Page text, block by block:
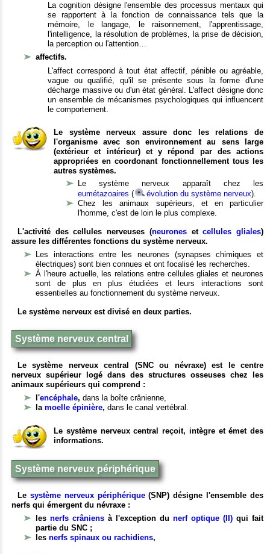
La cognition désigne l'ensemble des processus mentaux qui
se rapportent à la fonction de connaissance tels que la
mémoire, le langage, le raisonnement, l'apprentissage,
l'intelligence, la résolution de problèmes, la prise de décision,
la perception ou l'attention…
affectifs.
L'affect correspond à tout état affectif, pénible ou agréable,
vague ou qualifié, qu'il se présente sous la forme d'une
décharge massive ou d'un état général. L'affect désigne donc
un ensemble de mécanismes psychologiques qui influencent
le comportement.
Le système nerveux assure donc les relations de
l'organisme avec son environnement au sens large
(extérieur et intérieur) et y répond par des actions
appropriées en coordonant fonctionnellement tous les
autres systèmes.
Le système nerveux apparaît chez les
eumétazoaires ( évolution du système nerveux).
Chez les animaux supérieurs, et en particulier
l'homme, c'est de loin le plus complexe.
L'activité des cellules nerveuses (neuronesetcellules gliales)
assure les différentes fonctions du système nerveux.
Les interactions entre les neurones (synapses chimiques et
électriques) sont bien connues et ont focalisé les recherches.
À l'heure actuelle, les relations entre cellules gliales et neurones
sont de plus en plus étudiées et leurs interactions sont
essentielles au fonctionnement du système nerveux.
Le système nerveux est divisé en deux parties.
Système nerveux central
Le système nerveux central (SNC ou névraxe) est le centre
nerveux supérieur logé dans des structures osseuses chez les
animaux supérieurs qui comprend :
l'encéphale, dans la boîte crânienne,
la moelle épinière, dans le canal vertébral.
Le système nerveux central reçoit, intègre et émet des
informations.
Système nerveux périphérique
Le système nerveux périphérique(SNP) désigne l'ensemble des
nerfs qui émergent du névraxe :
les nerfs crâniens à l'exception du nerf optique (II) qui fait
partie du SNC ;
les nerfs spinaux ou rachidiens,